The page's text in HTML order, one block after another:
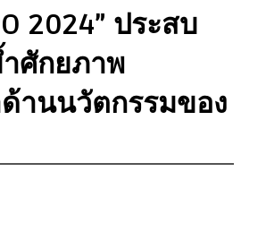
2024” ประสบ
ศักยภาพ
านนวัตกรรมของ